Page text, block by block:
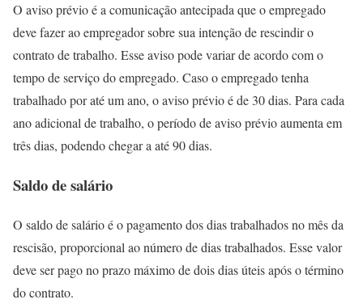
O aviso prévio é a comunicação antecipada que o empregado
deve fazer ao empregador sobre sua intenção de rescindir o
contrato de trabalho. Esse aviso pode variar de acordo com o
tempo de serviço do empregado. Caso o empregado tenha
trabalhado por até um ano, o aviso prévio é de 30 dias. Para cada
ano adicional de trabalho, o período de aviso prévio aumenta em
três dias, podendo chegar a até 90 dias.
Saldo de salário
O saldo de salário é o pagamento dos dias trabalhados no mês da
rescisão, proporcional ao número de dias trabalhados. Esse valor
deve ser pago no prazo máximo de dois dias úteis após o término
do contrato.